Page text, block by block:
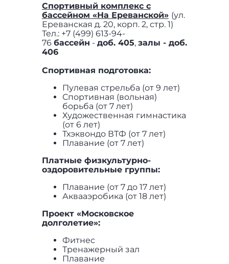
Спортивный комплекс с
бассейном «На Ереванской» (ул.
Ереванская д. 20, корп. 2, стр. 1)
Тел.: +7 (499) 613-94-
76 бассейн - доб. 405, залы - доб.
406
Спортивная подготовка:
Пулевая стрельба (от 9 лет)
Спортивная (вольная)
борьба (от 7 лет)
Художественная гимнастика
(от 6 лет)
Тхэквондо ВТФ (от 7 лет)
Плавание (от 7 лет)
Платные физкультурно-
оздоровительные группы:
Плавание (от 7 до 17 лет)
Аквааэробика (от 18 лет)
Проект «Московское
долголетие»:
Фитнес
Тренажерный зал
Плавание